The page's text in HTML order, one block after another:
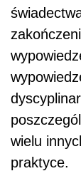
wielu
praktyce.